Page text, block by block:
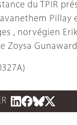
du TPIR
Pillay
, norvégien
Zoysa